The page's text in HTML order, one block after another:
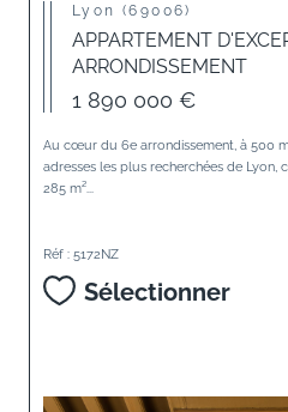
Lyon (69006)
APPARTEMENT
ARRONDISSEMENT
1 890 000 €
Au cœur du 6e arrondissement, à 500
adresses les plus recherchées de
285 m²...
Réf : 5172NZ
Sélectionner